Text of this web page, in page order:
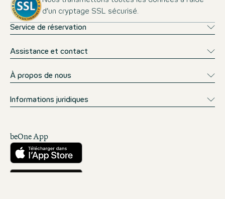
d’un cryptage SSL sécurisé.
Service de réservation
Assistance et contact
À propos de nous
Informations juridiques
beOne App
Télécharger sur l’App Store
Téléchargez-le sur Google Play